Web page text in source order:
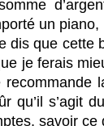
un
dis que cette
je ferais
recommande
qu’il s’agit
savoir